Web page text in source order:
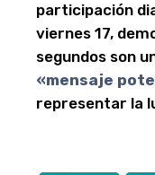
participación
viernes 17,
segundos son
«mensaje
representar la